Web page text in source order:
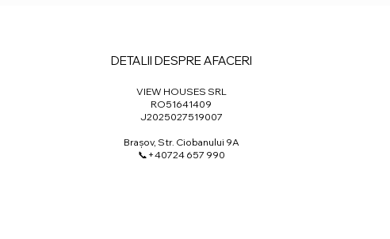
DETALII DESPRE AFACERI
VIEW HOUSES SRL
RO51641409
J2025027519007
Brașov, Str. Ciobanului 9A
📞+40724 657 990